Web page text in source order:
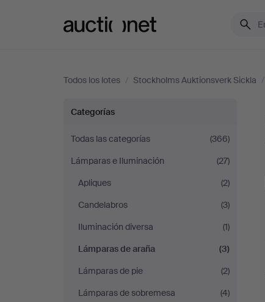
Todos los lotes / Stockholms Auktionsverk Sickla /
Lámparas
de
araña
en
Stockholms
Auktionsverk
Sickla
Categorías
Todas las categorías
(366)
Lámparas e Iluminación
(27)
Apliques
(2)
Candelabros
(3)
Iluminación diversa
(1)
Lámparas de araña
(3)
Lámparas de pie
(2)
Lámparas de sobremesa
(4)